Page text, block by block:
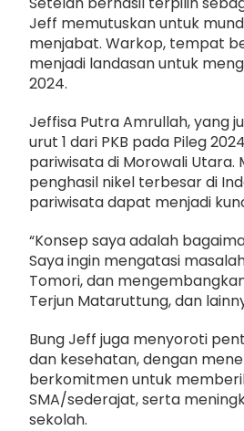
Jeff memutuskan untuk
menjabat. Warkop, tempat
menjadi landasan untuk
2024.
Jeffisa Putra Amrullah, yang
urut 1 dari PKB pada Pileg
pariwisata di Morowali Utara.
penghasil nikel terbesar di
pariwisata dapat menjadi
“Konsep saya adalah
Saya ingin mengatasi
Tomori, dan
Terjun Mataruttung, dan
Bung Jeff juga menyoroti
dan kesehatan, dengan
berkomitmen untuk
SMA/sederajat, serta
sekolah.